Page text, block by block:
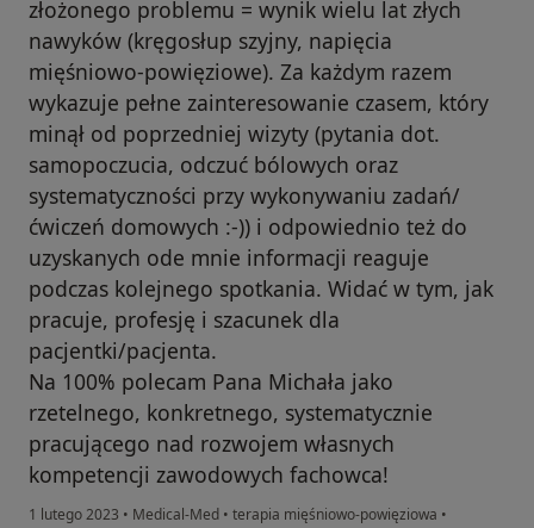
złożonego problemu = wynik wielu lat złych
nawyków (kręgosłup szyjny, napięcia
mięśniowo-powięziowe). Za każdym razem
wykazuje pełne zainteresowanie czasem, który
minął od poprzedniej wizyty (pytania dot.
samopoczucia, odczuć bólowych oraz
systematyczności przy wykonywaniu zadań/
ćwiczeń domowych :-)) i odpowiednio też do
uzyskanych ode mnie informacji reaguje
podczas kolejnego spotkania. Widać w tym, jak
pracuje, profesję i szacunek dla
pacjentki/pacjenta.
Na 100% polecam Pana Michała jako
rzetelnego, konkretnego, systematycznie
pracującego nad rozwojem własnych
kompetencji zawodowych fachowca!
1 lutego 2023 • Medical-Med • terapia mięśniowo-powięziowa •